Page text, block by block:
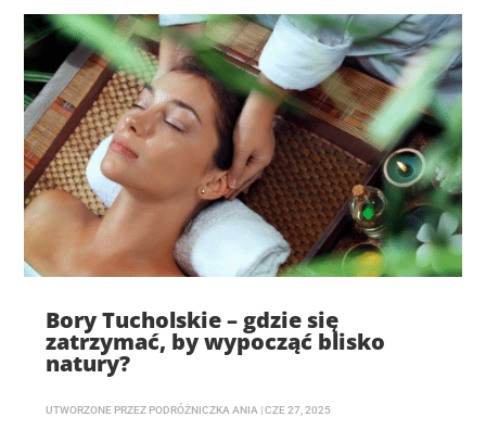
Bory Tucholskie – gdzie się
zatrzymać, by wypocząć blisko
natury?
UTWORZONE PRZEZ PODRÓŻNICZKA ANIA |CZE 27, 2025